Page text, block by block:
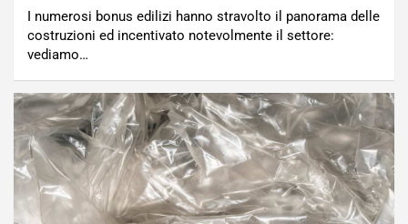
I numerosi bonus edilizi hanno stravolto il panorama delle
costruzioni ed incentivato notevolmente il settore:
vediamo…